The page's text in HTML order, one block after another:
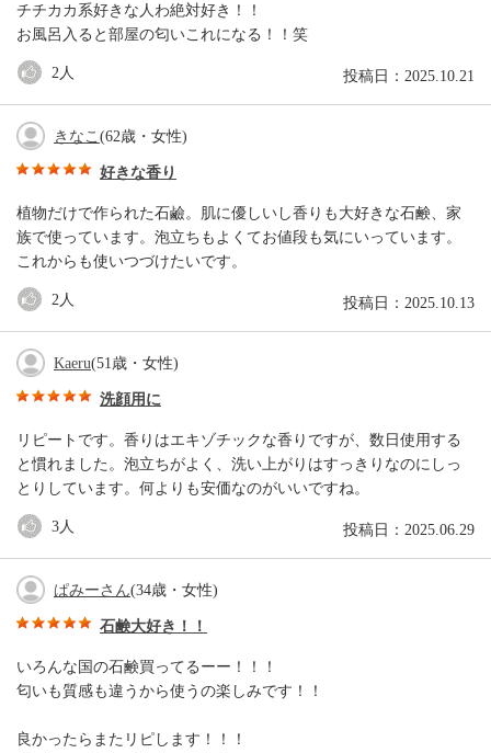
チチカカ系好きな人わ絶対好き！！
お風呂入ると部屋の匂いこれになる！！笑
投稿日：2025.10.21
2 人
きなこ (62歳・女性)
好きな香り
植物だけで作られた石鹼。肌に優しいし香りも大好きな石鹸、家
族で使っています。泡立ちもよくてお値段も気にいっています。
これからも使いつづけたいです。
投稿日：2025.10.13
2 人
Kaeru(51歳・女性)
洗顔用に
リピートです。香りはエキゾチックな香りですが、数日使用する
と慣れました。泡立ちがよく、洗い上がりはすっきりなのにしっ
とりしています。何よりも安価なのがいいですね。
投稿日：2025.06.29
3 人
ぱみーさん(34歳・女性)
石鹸大好き！！
いろんな国の石鹸買ってるーー！！！
匂いも質感も違うから使うの楽しみです！！
良かったらまたリピします！！！